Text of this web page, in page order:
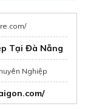
Tại Đà Nẵng
Nghiệp